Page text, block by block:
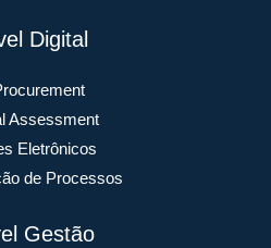
Digital
Assessment
Eletrônicos
de Processos
Gestão